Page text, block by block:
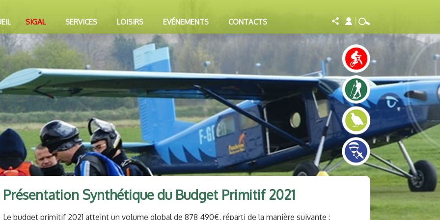
SIGAL SERVICES LOISIRS EVÉNEMENTS CONTACTS
Présentation Synthétique du Budget Primitif 2021
Le budget primitif 2021 atteint un volume global de 878 490€, réparti de la manière suivante :